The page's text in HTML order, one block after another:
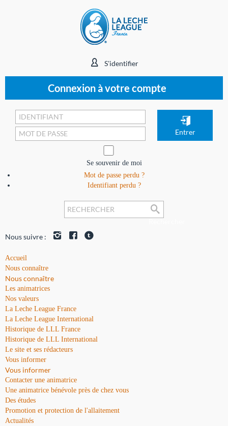
S'identifier
Connexion à votre compte
Se souvenir de moi
Mot de passe perdu ?
Identifiant perdu ?
Nous suivre :
Accueil
Nous connaître
Nous connaître
Les animatrices
Nos valeurs
La Leche League France
La Leche League International
Historique de LLL France
Historique de LLL International
Le site et ses rédacteurs
Vous informer
Vous informer
Contacter une animatrice
Une animatrice bénévole près de chez vous
Des études
Promotion et protection de l'allaitement
Actualités